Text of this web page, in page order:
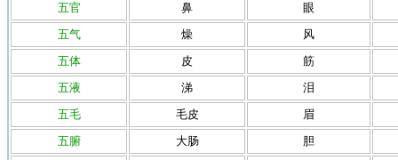
五官
鼻
眼
五气
燥
风
五体
皮
筋
五液
涕
泪
五毛
毛皮
眉
五腑
大肠
胆